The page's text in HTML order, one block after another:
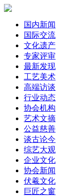
国内新闻
国际交流
文化遗产
专家评审
最新发现
工艺美术
高端访谈
行业动态
协会机构
艺术文摘
公益慈善
谈古论今
综艺大观
企业文化
协会新闻
伏羲文化
巨匠之窗